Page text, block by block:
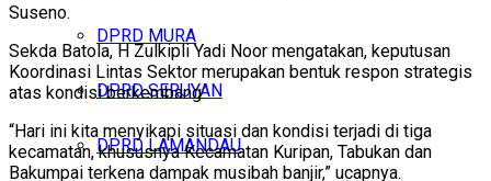
DPRD MURA
DPRD SERUYAN
DPRD LAMANDAU
Suseno.
Sekda Batola, H Zulkipli Yadi Noor mengatakan, keputusan
Koordinasi Lintas Sektor merupakan bentuk respon strategis
atas kondisi berkembang.
“Hari ini kita menyikapi situasi dan kondisi terjadi di tiga
kecamatan, khususnya Kecamatan Kuripan, Tabukan dan
Bakumpai terkena dampak musibah banjir,” ucapnya.